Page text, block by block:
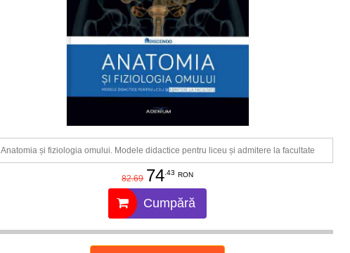
Anatomia și fiziologia omului. Modele didactice pentru liceu și admitere la facultate
82.69 74 .43 RON
Cumpără